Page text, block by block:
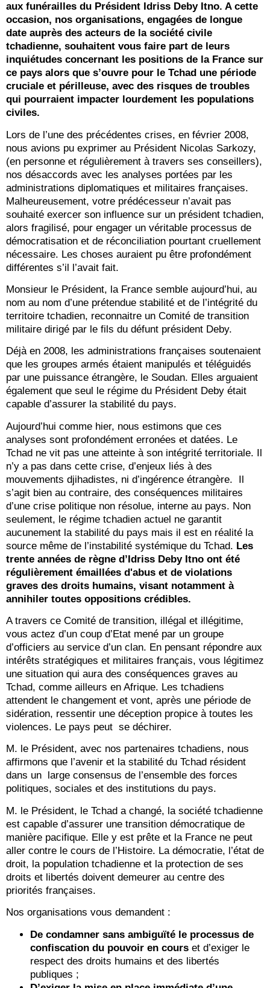
aux funérailles du Président Idriss Deby Itno. A cette
occasion, nos organisations, engagées de longue
date auprès des acteurs de la société civile
tchadienne, souhaitent vous faire part de leurs
inquiétudes concernant les positions de la France sur
ce pays alors que s’ouvre pour le Tchad une période
cruciale et périlleuse, avec des risques de troubles
qui pourraient impacter lourdement les populations
civiles.
Lors de l’une des précédentes crises, en février 2008,
nous avions pu exprimer au Président Nicolas Sarkozy,
(en personne et régulièrement à travers ses conseillers),
nos désaccords avec les analyses portées par les
administrations diplomatiques et militaires françaises.
Malheureusement, votre prédécesseur n’avait pas
souhaité exercer son influence sur un président tchadien,
alors fragilisé, pour engager un véritable processus de
démocratisation et de réconciliation pourtant cruellement
nécessaire. Les choses auraient pu être profondément
différentes s’il l’avait fait.
Monsieur le Président, la France semble aujourd’hui, au
nom au nom d’une prétendue stabilité et de l’intégrité du
territoire tchadien, reconnaitre un Comité de transition
militaire dirigé par le fils du défunt président Deby.
Déjà en 2008, les administrations françaises soutenaient
que les groupes armés étaient manipulés et téléguidés
par une puissance étrangère, le Soudan. Elles arguaient
également que seul le régime du Président Deby était
capable d’assurer la stabilité du pays.
Aujourd’hui comme hier, nous estimons que ces
analyses sont profondément erronées et datées. Le
Tchad ne vit pas une atteinte à son intégrité territoriale. Il
n’y a pas dans cette crise, d’enjeux liés à des
mouvements djihadistes, ni d’ingérence étrangère. Il
s’agit bien au contraire, des conséquences militaires
d’une crise politique non résolue, interne au pays. Non
seulement, le régime tchadien actuel ne garantit
aucunement la stabilité du pays mais il est en réalité la
source même de l’instabilité systémique du Tchad. Les
trente années de règne d’Idriss Deby Itno ont été
régulièrement émaillées d'abus et de violations
graves des droits humains, visant notamment à
annihiler toutes oppositions crédibles.
A travers ce Comité de transition, illégal et illégitime,
vous actez d’un coup d’Etat mené par un groupe
d’officiers au service d’un clan. En pensant répondre aux
intérêts stratégiques et militaires français, vous légitimez
une situation qui aura des conséquences graves au
Tchad, comme ailleurs en Afrique. Les tchadiens
attendent le changement et vont, après une période de
sidération, ressentir une déception propice à toutes les
violences. Le pays peut se déchirer.
M. le Président, avec nos partenaires tchadiens, nous
affirmons que l’avenir et la stabilité du Tchad résident
dans un large consensus de l’ensemble des forces
politiques, sociales et des institutions du pays.
M. le Président, le Tchad a changé, la société tchadienne
est capable d’assurer une transition démocratique de
manière pacifique. Elle y est prête et la France ne peut
aller contre le cours de l’Histoire. La démocratie, l’état de
droit, la population tchadienne et la protection de ses
droits et libertés doivent demeurer au centre des
priorités françaises.
Nos organisations vous demandent :
De condamner sans ambiguïté le processus de
confiscation du pouvoir en cours et d’exiger le
respect des droits humains et des libertés
publiques ;